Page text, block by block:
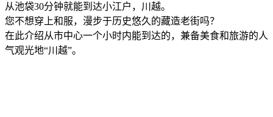
从池袋30分钟就能到达小江户，川越。
您不想穿上和服，漫步于历史悠久的藏造老街吗？
在此介绍从市中心一个小时内能到达的，兼备美食和旅游的人
气观光地“川越”。